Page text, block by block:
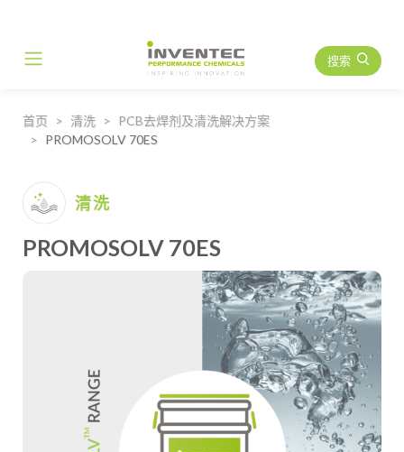
Main Navigation 搜索
首页 清洗
PCB去焊剂及清洗解决方案
PROMOSOLV 70ES
清洗
PROMOSOLV 70ES